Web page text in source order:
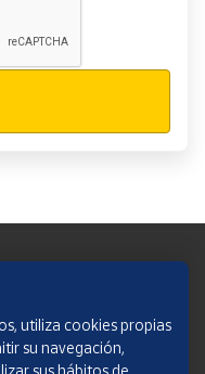
utiliza cookies propias
su navegación,
sus hábitos de